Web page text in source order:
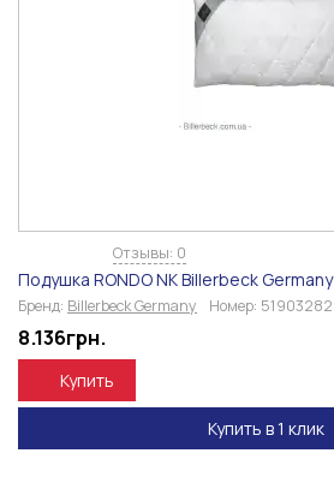
Отзывы: 0
Подушка RONDO NK Billerbeck Germany
Бренд: Billerbeck Germany Номер: 51903282
8.136грн.
Купить
Купить в 1 клик